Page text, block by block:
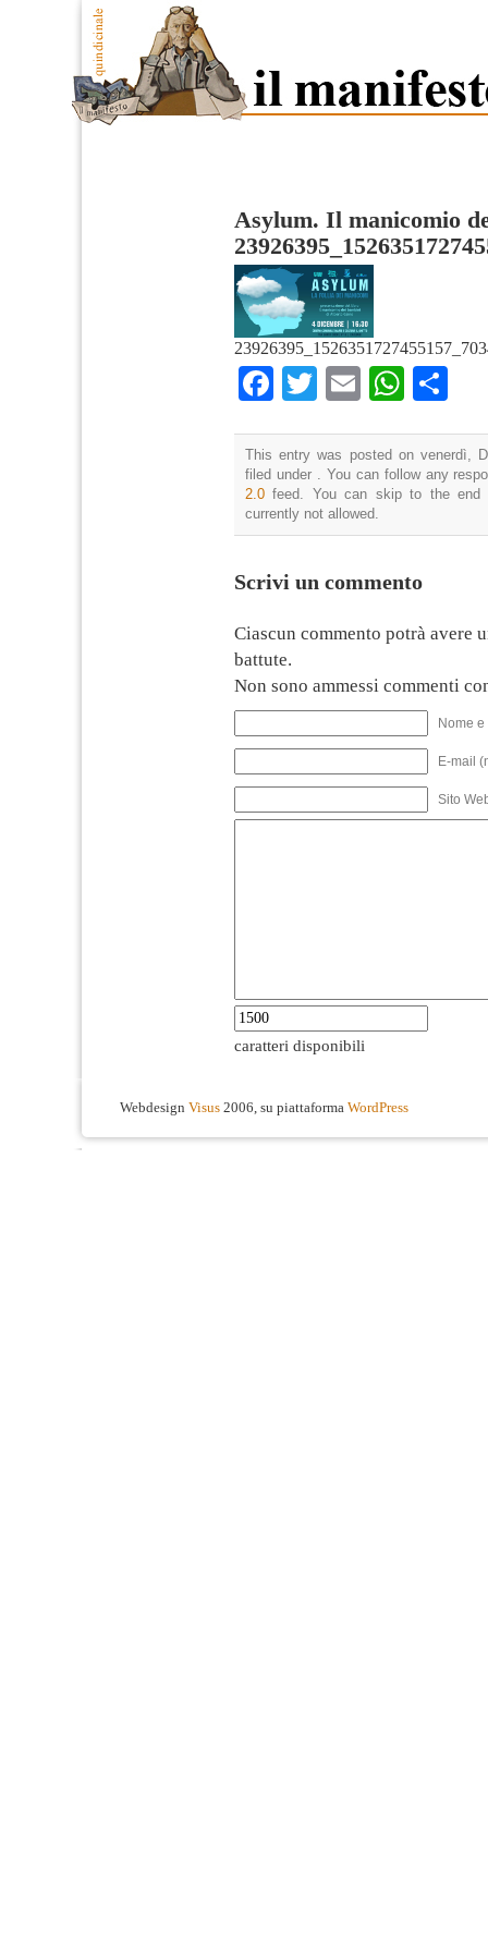
Asylum. Il manicomio
Facebook
TwitterEmail
This entry was posted on venerdì,
filed under . You can follow any
2.0 feed. You can skip to the end
currently not allowed.
Scrivi un commento
Ciascun commento potrà avere
battute.
Non sono ammessi commenti
Nome
E-mail
Sito
caratteri disponibili
Webdesign Visus 2006, su piattaforma WordPress